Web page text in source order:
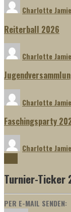
Charlotte
Reiterball 2026
Charlotte
Charlotte
Faschingsparty
Charlotte
Turnier-Ticker
PER E-MAIL SENDEN: